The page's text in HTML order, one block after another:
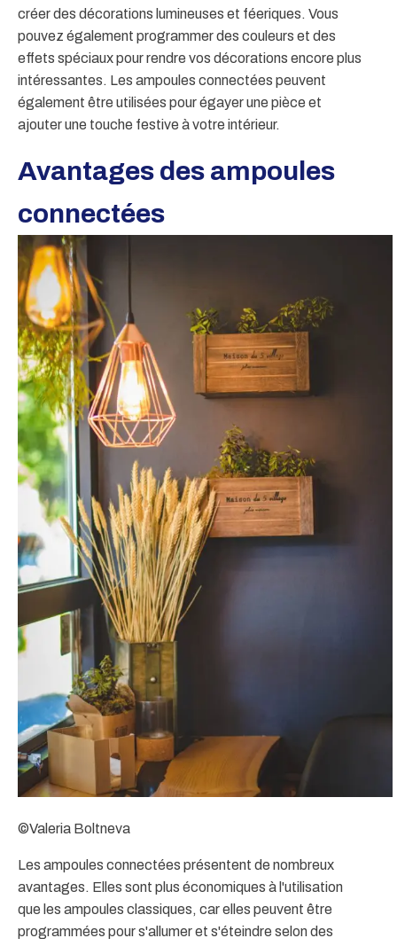
créer des décorations lumineuses et féeriques. Vous
pouvez également programmer des couleurs et des
effets spéciaux pour rendre vos décorations encore plus
intéressantes. Les ampoules connectées peuvent
également être utilisées pour égayer une pièce et
ajouter une touche festive à votre intérieur.
Avantages des ampoules
connectées
©Valeria Boltneva
Les ampoules connectées présentent de nombreux
avantages. Elles sont plus économiques à l'utilisation
que les ampoules classiques, car elles peuvent être
programmées pour s'allumer et s'éteindre selon des